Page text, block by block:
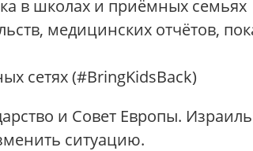
в школах и приёмных семьях
медицинских отчётов,
сетях (#BringKidsBack)
и Совет Европы.
ситуацию.